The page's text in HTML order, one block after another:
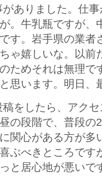
ありました。仕
。牛乳瓶ですが、
す。岩手県の業者
ゃ嬉しいな。以前
ためそれは無理で
思います。明日、
稿をしたら、アク
の段階で、普段の
関心がある方が
ぶべきところです
と居心地が悪いで